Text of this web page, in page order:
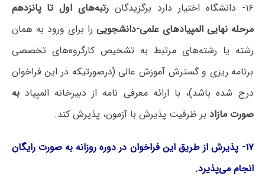
۱۶- دانشگاه اختیار دارد برگزیدگان
رتبه‌های اول تا پانزدهم
مرحله نهایی المپیادهای علمی-دانشجویی را برای ورود به همان
رشته یا رشته‌های مرتبط به تشخیص کارگروه‌های تخصصی
برنامه ریزی و گسترش آموزش عالی (درصورتیکه در این فراخوان
درج شده باشد)، با ارائه معرفی نامه از دبیرخانه المپیاد به
صورت مازاد بر ظرفیت پذیرش با آزمون، پذیرش کند.
۱۷- پذیرش از طریق این فراخوان در دوره روزانه به صورت رایگان
انجام می‌پذیرد.